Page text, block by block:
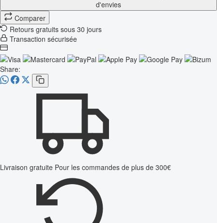
d'envies
Comparer
Retours gratuits sous 30 jours
Transaction sécurisée
Share:
Livraison gratuite Pour les commandes de plus de 300€